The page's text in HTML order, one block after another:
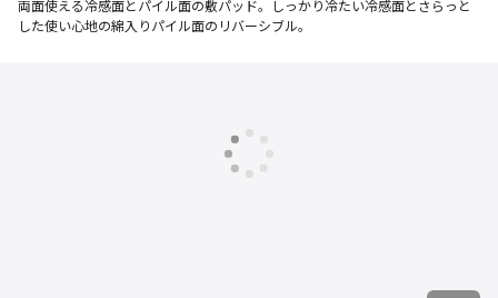
両面使える冷感面とパイル面の敷パッド。しっかり冷たい冷感面とさらっと
した使い心地の綿入りパイル面のリバーシブル。